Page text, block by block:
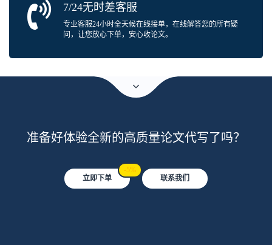
7/24无时差客服
专业客服24小时全天候在线接单，在线解答您的所有疑
问，让您放心下单，安心收论文。
准备好体验全新的高质量论文代写了吗？
立即下单
-5%
联系我们